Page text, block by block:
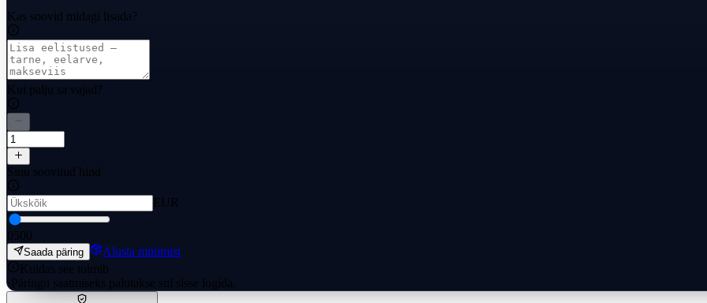
Kas soovid midagi lisada?
Kui palju sa vajad?
Sinu soovitud hind
EUR
0500
Saada päring
Alusta müümist
Kuidas see toimib
· Päringu saatmiseks palutakse sul sisse logida.